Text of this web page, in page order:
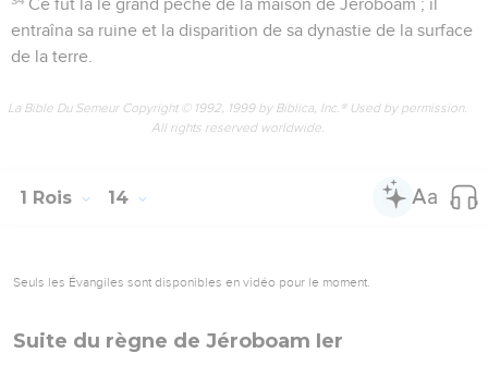
Ce fut là le grand péché de la maison de Jéroboam ; il
entraîna sa ruine et la disparition de sa dynastie de la surface
de la terre.
La Bible Du Semeur Copyright © 1992, 1999 by Biblica, Inc.® Used by permission.
All rights reserved worldwide.
1 Rois 14
Seuls les Évangiles sont disponibles en vidéo pour le moment.
Suite du règne de Jéroboam Ier